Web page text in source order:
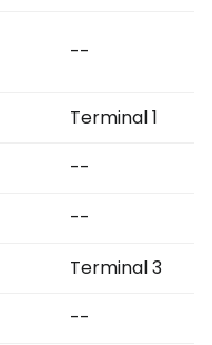
--
Terminal 1
--
--
Terminal 3
--